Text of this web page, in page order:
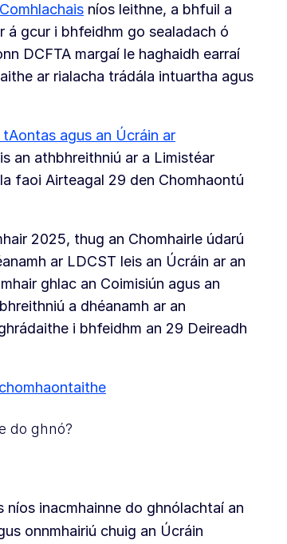
níos leithne, a bhfuil a
á gcur i bhfeidhm go sealadach ó
DCFTA margaí le haghaidh earraí
ar rialacha trádála intuartha agus
agus an Úcráin ar
an athbhreithniú ar a Limistéar
faoi Airteagal 29 den Chomhaontú
2025, thug an Chomhairle údarú
ar LDCST leis an Úcráin ar an
ghlac an Coimisiún agus an
a dhéanamh ar an
i bhfeidhm an 29 Deireadh
do ghnó?
níos inacmhainne do ghnólachtaí an
onnmhairiú chuig an Úcráin